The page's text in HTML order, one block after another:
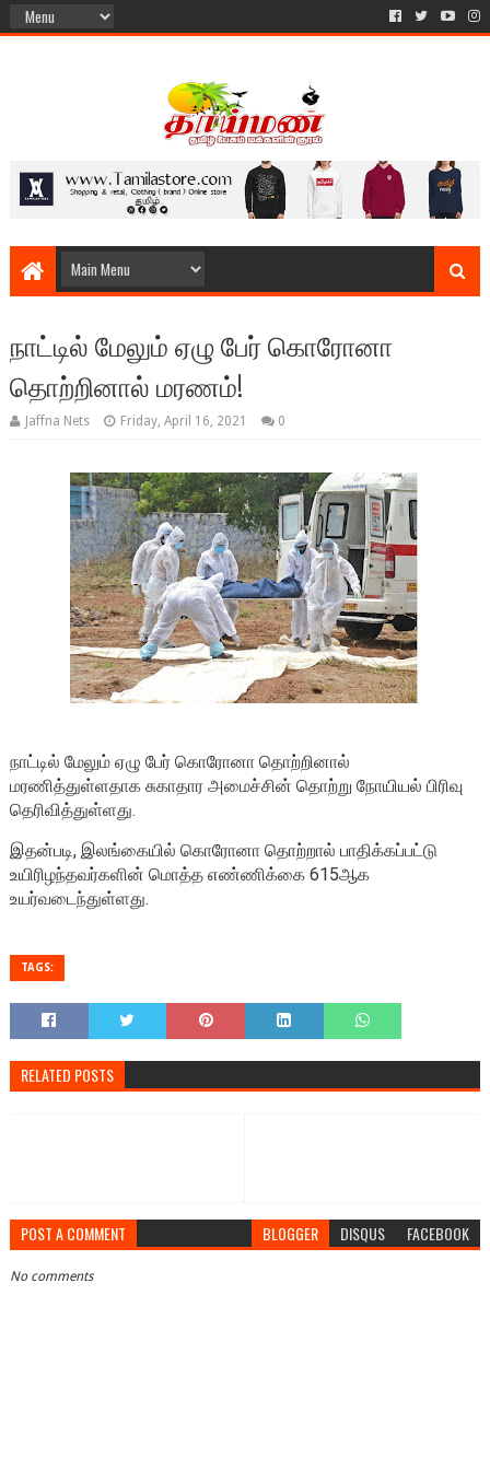
நாட்டில் மேலும் ஏழு பேர் கொரோனா
தொற்றினால் மரணம்!
Jaffna Nets Friday, April 16, 2021 0
நாட்டில் மேலும் ஏழு பேர் கொரோனா தொற்றினால்
மரணித்துள்ளதாக சுகாதார அமைச்சின் தொற்று நோயியல் பிரிவு
தெரிவித்துள்ளது.
இதன்படி, இலங்கையில் கொரோனா தொற்றால் பாதிக்கப்பட்டு
உயிரிழந்தவர்களின் மொத்த எண்ணிக்கை 615ஆக
உயர்வடைந்துள்ளது.
TAGS:
RELATED POSTS
POST A COMMENT BLOGGER DISQUS FACEBOOK
No comments